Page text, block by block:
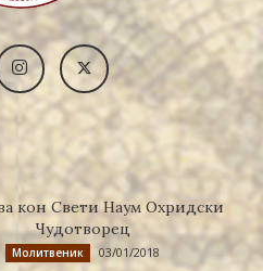
кон Свети Наум Охридски
Чудотворец
Молитвеник 03/01/2018